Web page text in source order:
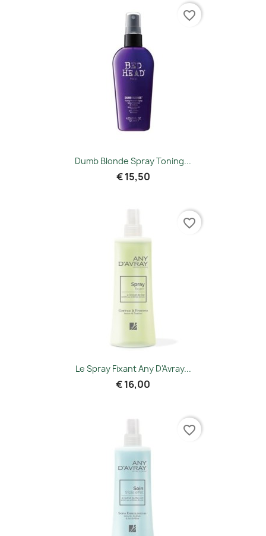
Dumb Blonde Spray Toning...
€ 15,50
favorite_border
Le Spray Fixant Any D'Avray...
€ 16,00
favorite_border
favorite_border